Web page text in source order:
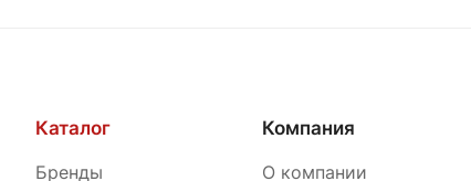
Каталог
Бренды
Компания
О компании